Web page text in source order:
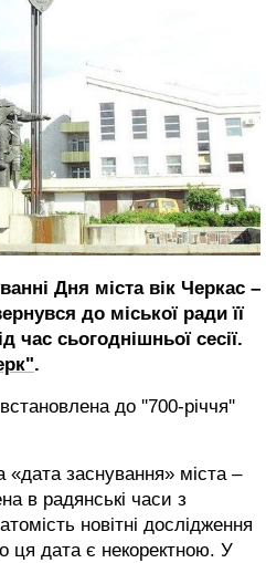
Дня міста вік Черкас –
до міської ради її
час сьогоднішньої сесії.
.
до ''700-річчя''
«дата заснування» міста –
в радянські часи з
новітні дослідження
ця дата є некоректною. У